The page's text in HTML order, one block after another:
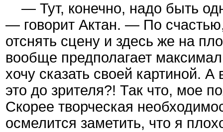
— Тут, конечно, надо быть
— говорит Актан. — По
отснять сцену и здесь же на
вообще предполагает
хочу сказать своей картиной.
это до зрителя?! Так что, мое
Скорее творческая
осмелится заметить, что я